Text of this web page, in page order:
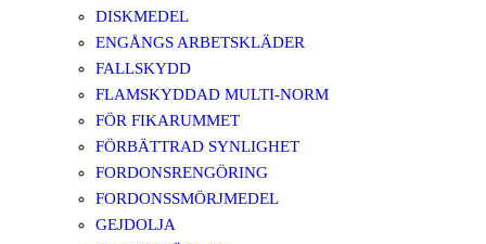
DISKMEDEL
ENGÅNGS ARBETSKLÄDER
FALLSKYDD
FLAMSKYDDAD MULTI-NORM
FÖR FIKARUMMET
FÖRBÄTTRAD SYNLIGHET
FORDONSRENGÖRING
FORDONSSMÖRJMEDEL
GEJDOLJA